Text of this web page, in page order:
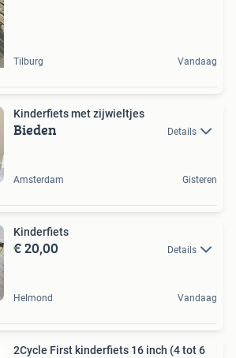
Tilburg Vandaag
Kinderfiets met zijwieltjes
Bieden Details
Amsterdam Gisteren
Kinderfiets
€ 20,00 Details
Helmond Vandaag
2Cycle First kinderfiets 16 inch (4 tot 6